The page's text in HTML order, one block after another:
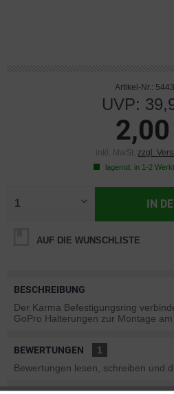
Artikel-Nr.:
UVP:
inkl. MwSt. zzgl.
lagernd, in 1-2
IN
AUF DIE WUNSCHLISTE
BESCHREIBUNG
Der Karma Befestigungsring
GoPro Halterungen zur Montage am
BEWERTUNGEN
1
Bewertungen lesen, schreiben und